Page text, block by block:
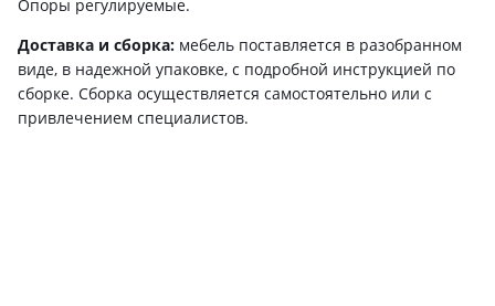
Опоры регулируемые.
Доставка и сборка: мебель поставляется в разобранном
виде, в надежной упаковке, с подробной инструкцией по
сборке. Сборка осуществляется самостоятельно или с
привлечением специалистов.